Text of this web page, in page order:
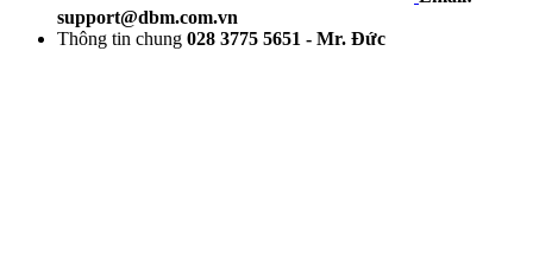
support@dbm.com.vn
Thông tin chung 028 3775 5651 - Mr. Đức